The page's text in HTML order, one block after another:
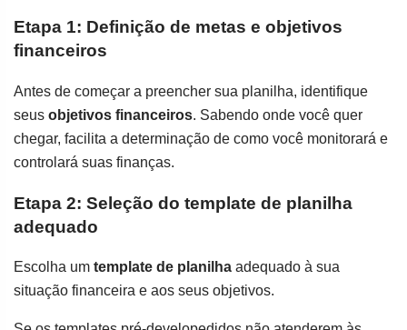
Etapa 1: Definição de metas e objetivos
financeiros
Antes de começar a preencher sua planilha, identifique
seus objetivos financeiros. Sabendo onde você quer
chegar, facilita a determinação de como você monitorará e
controlará suas finanças.
Etapa 2: Seleção do template de planilha
adequado
Escolha um template de planilha adequado à sua
situação financeira e aos seus objetivos.